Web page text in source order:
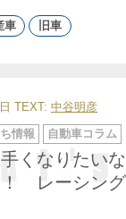
車 旧車
TEXT: 中谷明彦
くなりたい
レーシン
情報 自動車コラム